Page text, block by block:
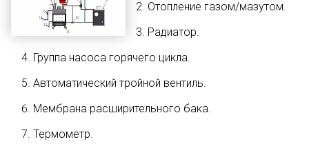
Отопление газом/мазутом.
Радиатор.
Группа насоса горячего цикла.
Автоматический тройной вентиль.
Мембрана расширительного бака.
Термометр.